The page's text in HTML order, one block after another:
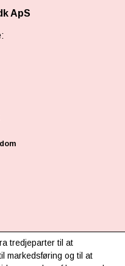
ApS
tredjeparter til at
markedsføring og til at